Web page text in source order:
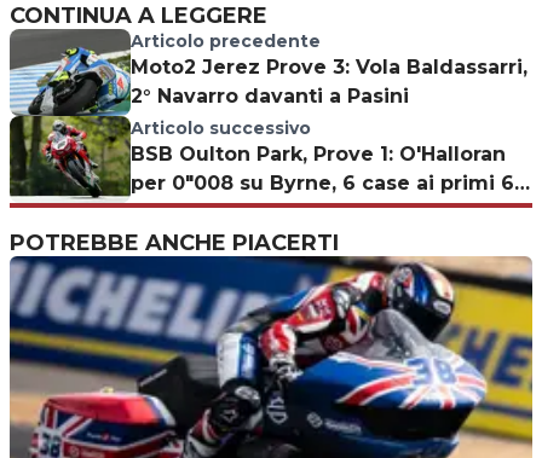
CONTINUA A LEGGERE
Articolo precedente
Moto2 Jerez Prove 3: Vola Baldassarri,
2° Navarro davanti a Pasini
Articolo successivo
BSB Oulton Park, Prove 1: O'Halloran
per 0"008 su Byrne, 6 case ai primi 6
posti
POTREBBE ANCHE PIACERTI